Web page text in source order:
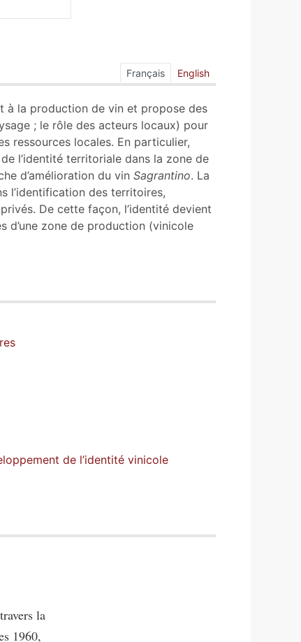
Français English
à la production de vin et propose des
; le rôle des acteurs locaux) pour
ressources locales. En particulier,
l’identité territoriale dans la zone de
d’amélioration du vin Sagrantino. La
l’identification des territoires,
De cette façon, l’identité devient
d’une zone de production (vinicole
de l’identité vinicole
la
1960,